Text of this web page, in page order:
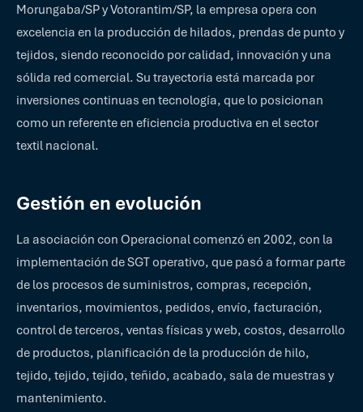
Morungaba/SP y Votorantim/SP, la empresa opera con
excelencia en la producción de hilados, prendas de punto y
tejidos, siendo reconocido por calidad, innovación y una
sólida red comercial. Su trayectoria está marcada por
inversiones continuas en tecnología, que lo posicionan
como un referente en eficiencia productiva en el sector
textil nacional.
Gestión en evolución
La asociación con Operacional comenzó en 2002, con la
implementación de SGT operativo, que pasó a formar parte
de los procesos de suministros, compras, recepción,
inventarios, movimientos, pedidos, envío, facturación,
control de terceros, ventas físicas y web, costos, desarrollo
de productos, planificación de la producción de hilo,
tejido, tejido, tejido, teñido, acabado, sala de muestras y
mantenimiento.